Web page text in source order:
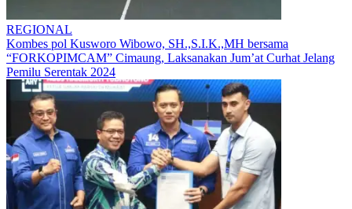
REGIONAL
Kombes pol Kusworo Wibowo, SH.,S.I.K.,MH bersama
“FORKOPIMCAM” Cimaung, Laksanakan Jum’at Curhat Jelang
Pemilu Serentak 2024